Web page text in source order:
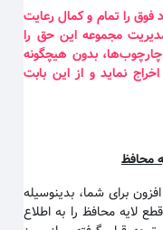
را تمام و کمال رعایت
مجموعه این حق را
بدون هیچگونه
نماید و از این بابت
برای شما، بدینوسیله
لایه محافظ را به اطلاع